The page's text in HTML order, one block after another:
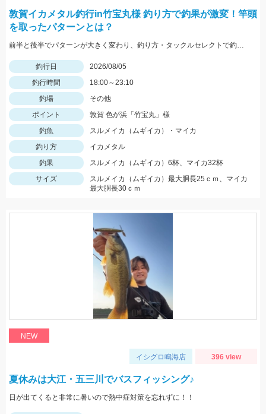
敦賀イカメタル釣行in竹宝丸様 釣り方で釣果が激変！竿頭
を取ったパターンとは？
前半と後半でパターンが大きく変わり、釣り方・タックルセレクトで釣果に差が出た日でした。最近の傾向としてケイムラ系カラーは必須ですので必ず持って行ってください。
釣行日
2026/08/05
釣行時間
18:00～23:10
釣場
その他
ポイント
敦賀 色が浜「竹宝丸」様
釣魚
スルメイカ（ムギイカ）・マイカ
釣り方
イカメタル
釣果
スルメイカ（ムギイカ）6杯、マイカ32杯
サイズ
スルメイカ（ムギイカ）最大胴長25ｃｍ、マイカ
最大胴長30ｃｍ
NEW
イシグロ鳴海店 396 view
夏休みは大江・五三川でバスフィッシング♪
日が出てくると非常に暑いので熱中症対策を忘れずに！！